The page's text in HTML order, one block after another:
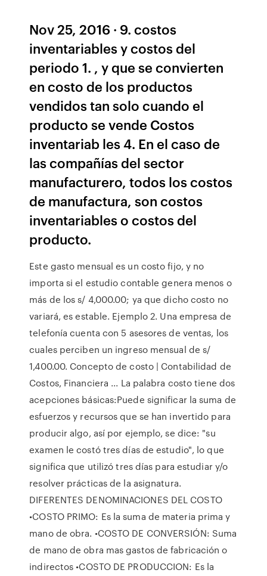
Nov 25, 2016 · 9. costos
inventariables y costos del
periodo 1. , y que se convierten
en costo de los productos
vendidos tan solo cuando el
producto se vende Costos
inventariab les 4. En el caso de
las compañías del sector
manufacturero, todos los costos
de manufactura, son costos
inventariables o costos del
producto.
Este gasto mensual es un costo fijo, y no
importa si el estudio contable genera menos o
más de los s/ 4,000.00; ya que dicho costo no
variará, es estable. Ejemplo 2. Una empresa de
telefonía cuenta con 5 asesores de ventas, los
cuales perciben un ingreso mensual de s/
1,400.00. Concepto de costo | Contabilidad de
Costos, Financiera ... La palabra costo tiene dos
acepciones básicas:Puede significar la suma de
esfuerzos y recursos que se han invertido para
producir algo, así por ejemplo, se dice: "su
examen le costó tres días de estudio", lo que
significa que utilizó tres días para estudiar y/o
resolver prácticas de la asignatura.
DIFERENTES DENOMINACIONES DEL COSTO
•COSTO PRIMO: Es la suma de materia prima y
mano de obra. •COSTO DE CONVERSIÓN: Suma
de mano de obra mas gastos de fabricación o
indirectos •COSTO DE PRODUCCION: Es la